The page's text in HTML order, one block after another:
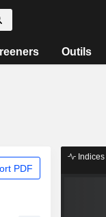
Outils
PDF
Indices